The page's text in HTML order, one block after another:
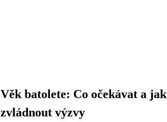
Věk batolete: Co očekávat a jak
zvládnout výzvy